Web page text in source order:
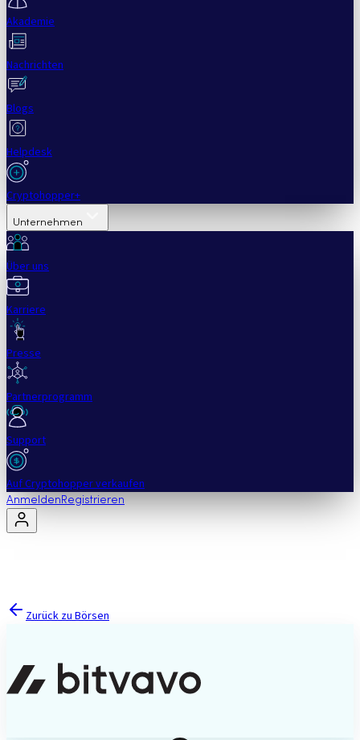
Akademie
Nachrichten
Blogs
Helpdesk
Cryptohopper+
Unternehmen
Über uns
Karriere
Presse
Partnerprogramm
Support
Auf Cryptohopper verkaufen
Anmelden Registrieren
Zurück zu Börsen